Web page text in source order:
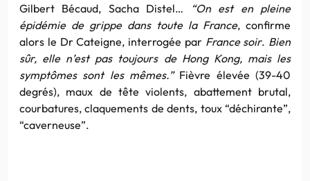
Gilbert Bécaud, Sacha Distel…
“On est en pleine
épidémie de grippe dans toute la France, confirme
alors le Dr Cateigne, interrogée par France soir. Bien
sûr, elle n’est pas toujours de Hong Kong, mais les
symptômes sont les mêmes.”Fièvre élevée (39-40
degrés), maux de tête violents, abattement brutal,
courbatures, claquements de dents, toux “déchirante”,
“caverneuse”.